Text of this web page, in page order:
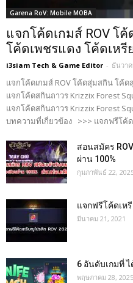
Garena RoV: Mobile MOBA
แจกโค้ดเกมส์ ROV
โค้ดเพชรแดง โค้ดเหรี
i3siam Tech & Game Editor - ธันวาค
แจกโค้ดเกมส์ ROV โค้ดสุ่มสกิน โค้
แจกโค้ดสกินถาวร Krizzix Forest
แจกโค้ดสกินถาวร Krizzix Forest
บทความที่เกี่ยวข้อง >>> แจกฟรีโค้ด
สอนสมัคร
ผ่าน 100%
กุมภาพันธ์ 22,
แจกฟรีโค้ดเห
มีนาคม 21, 2021
6 อันดับเกมที่ ไ
พฤษภาคม 28, 2025